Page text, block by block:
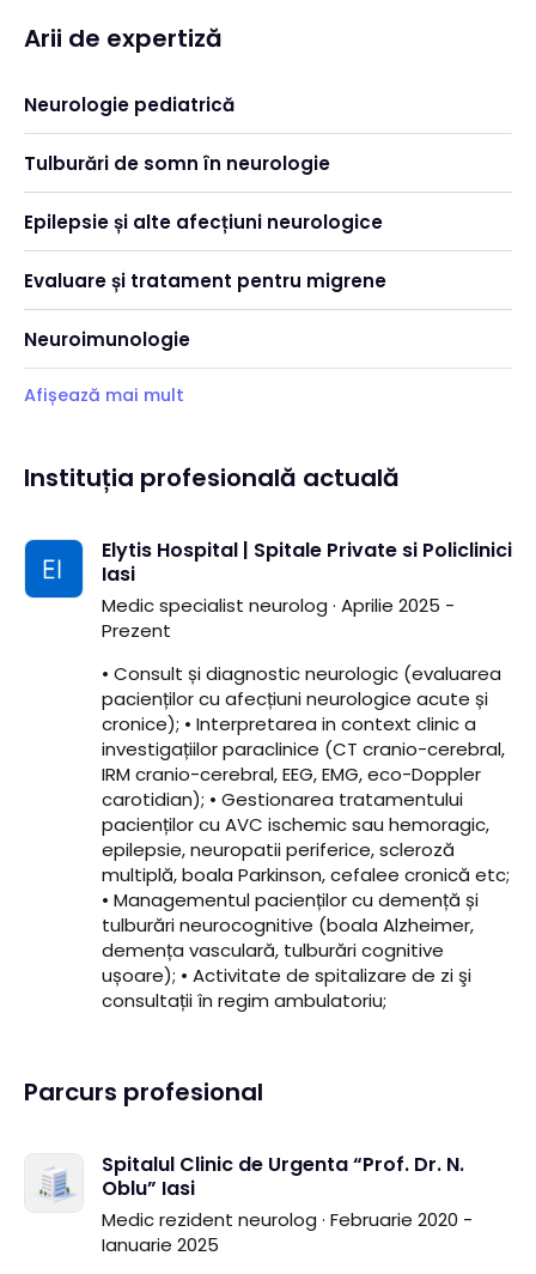
Arii de expertiză
Neurologie pediatrică
Tulburări de somn în neurologie
Epilepsie și alte afecțiuni neurologice
Evaluare și tratament pentru migrene
Neuroimunologie
Afișează mai mult
Instituția profesională actuală
Elytis Hospital | Spitale Private si Policlinici
Iasi
Medic specialist neurolog · Aprilie 2025 -
Prezent
• Consult și diagnostic neurologic (evaluarea
pacienților cu afecțiuni neurologice acute și
cronice); • Interpretarea in context clinic a
investigațiilor paraclinice (CT cranio-cerebral,
IRM cranio-cerebral, EEG, EMG, eco-Doppler
carotidian); • Gestionarea tratamentului
pacienților cu AVC ischemic sau hemoragic,
epilepsie, neuropatii periferice, scleroză
multiplă, boala Parkinson, cefalee cronică etc;
• Managementul pacienților cu demență și
tulburări neurocognitive (boala Alzheimer,
demența vasculară, tulburări cognitive
ușoare); • Activitate de spitalizare de zi şi
consultații în regim ambulatoriu;
Parcurs profesional
Spitalul Clinic de Urgenta “Prof. Dr. N.
Oblu” Iasi
Medic rezident neurolog · Februarie 2020 -
Ianuarie 2025